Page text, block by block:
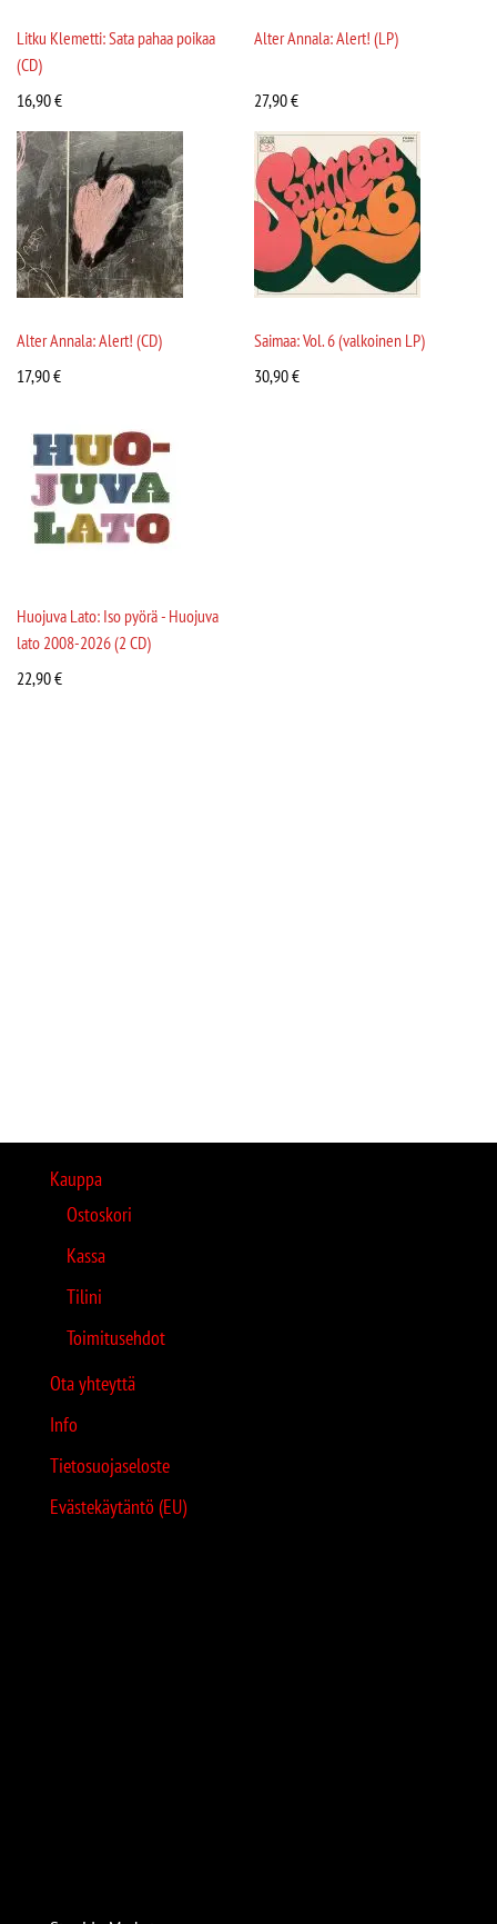
Litku Klemetti: Sata pahaa poikaa
(CD)
16,90€
Alter Annala: Alert! (LP)
27,90€
Alter Annala: Alert! (CD)
17,90€
Saimaa: Vol. 6 (valkoinen LP)
30,90€
Huojuva Lato: Iso pyörä - Huojuva
lato 2008-2026 (2 CD)
22,90€
Kauppa
Ostoskori
Kassa
Tilini
Toimitusehdot
Ota yhteyttä
Info
Tietosuojaseloste
Evästekäytäntö (EU)